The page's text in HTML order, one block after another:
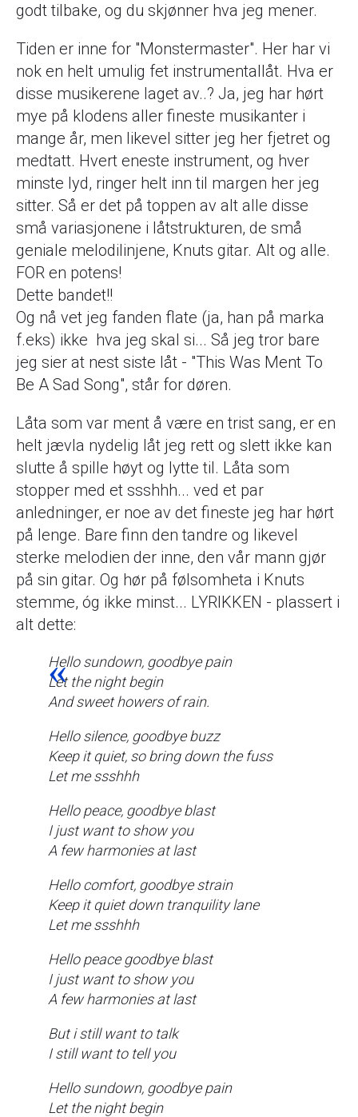
godt tilbake, og du skjønner hva jeg mener.
Tiden er inne for "Monstermaster". Her har vi
nok en helt umulig fet instrumentallåt. Hva er
disse musikerene laget av..? Ja, jeg har hørt
mye på klodens aller fineste musikanter i
mange år, men likevel sitter jeg her fjetret og
medtatt. Hvert eneste instrument, og hver
minste lyd, ringer helt inn til margen her jeg
sitter. Så er det på toppen av alt alle disse
små variasjonene i låtstrukturen, de små
geniale melodilinjene, Knuts gitar. Alt og alle.
FOR en potens!
Dette bandet!!
Og nå vet jeg fanden flate (ja, han på marka
f.eks) ikke hva jeg skal si... Så jeg tror bare
jeg sier at nest siste låt - "This Was Ment To
Be A Sad Song", står for døren.
Låta som var ment å være en trist sang, er en
helt jævla nydelig låt jeg rett og slett ikke kan
slutte å spille høyt og lytte til. Låta som
stopper med et ssshhh... ved et par
anledninger, er noe av det fineste jeg har hørt
på lenge. Bare finn den tandre og likevel
sterke melodien der inne, den vår mann gjør
på sin gitar. Og hør på følsomheta i Knuts
stemme, óg ikke minst... LYRIKKEN - plassert i
alt dette:
Hello sundown, goodbye pain
Let the night begin
And sweet howers of rain.
Hello silence, goodbye buzz
Keep it quiet, so bring down the fuss
Let me ssshhh
Hello peace, goodbye blast
I just want to show you
A few harmonies at last
Hello comfort, goodbye strain
Keep it quiet down tranquility lane
Let me ssshhh
Hello peace goodbye blast
I just want to show you
A few harmonies at last
But i still want to talk
I still want to tell you
Hello sundown, goodbye pain
Let the night begin